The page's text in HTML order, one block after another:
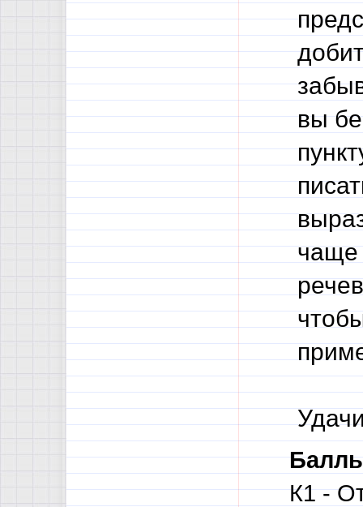
вы
чаще
К1 -